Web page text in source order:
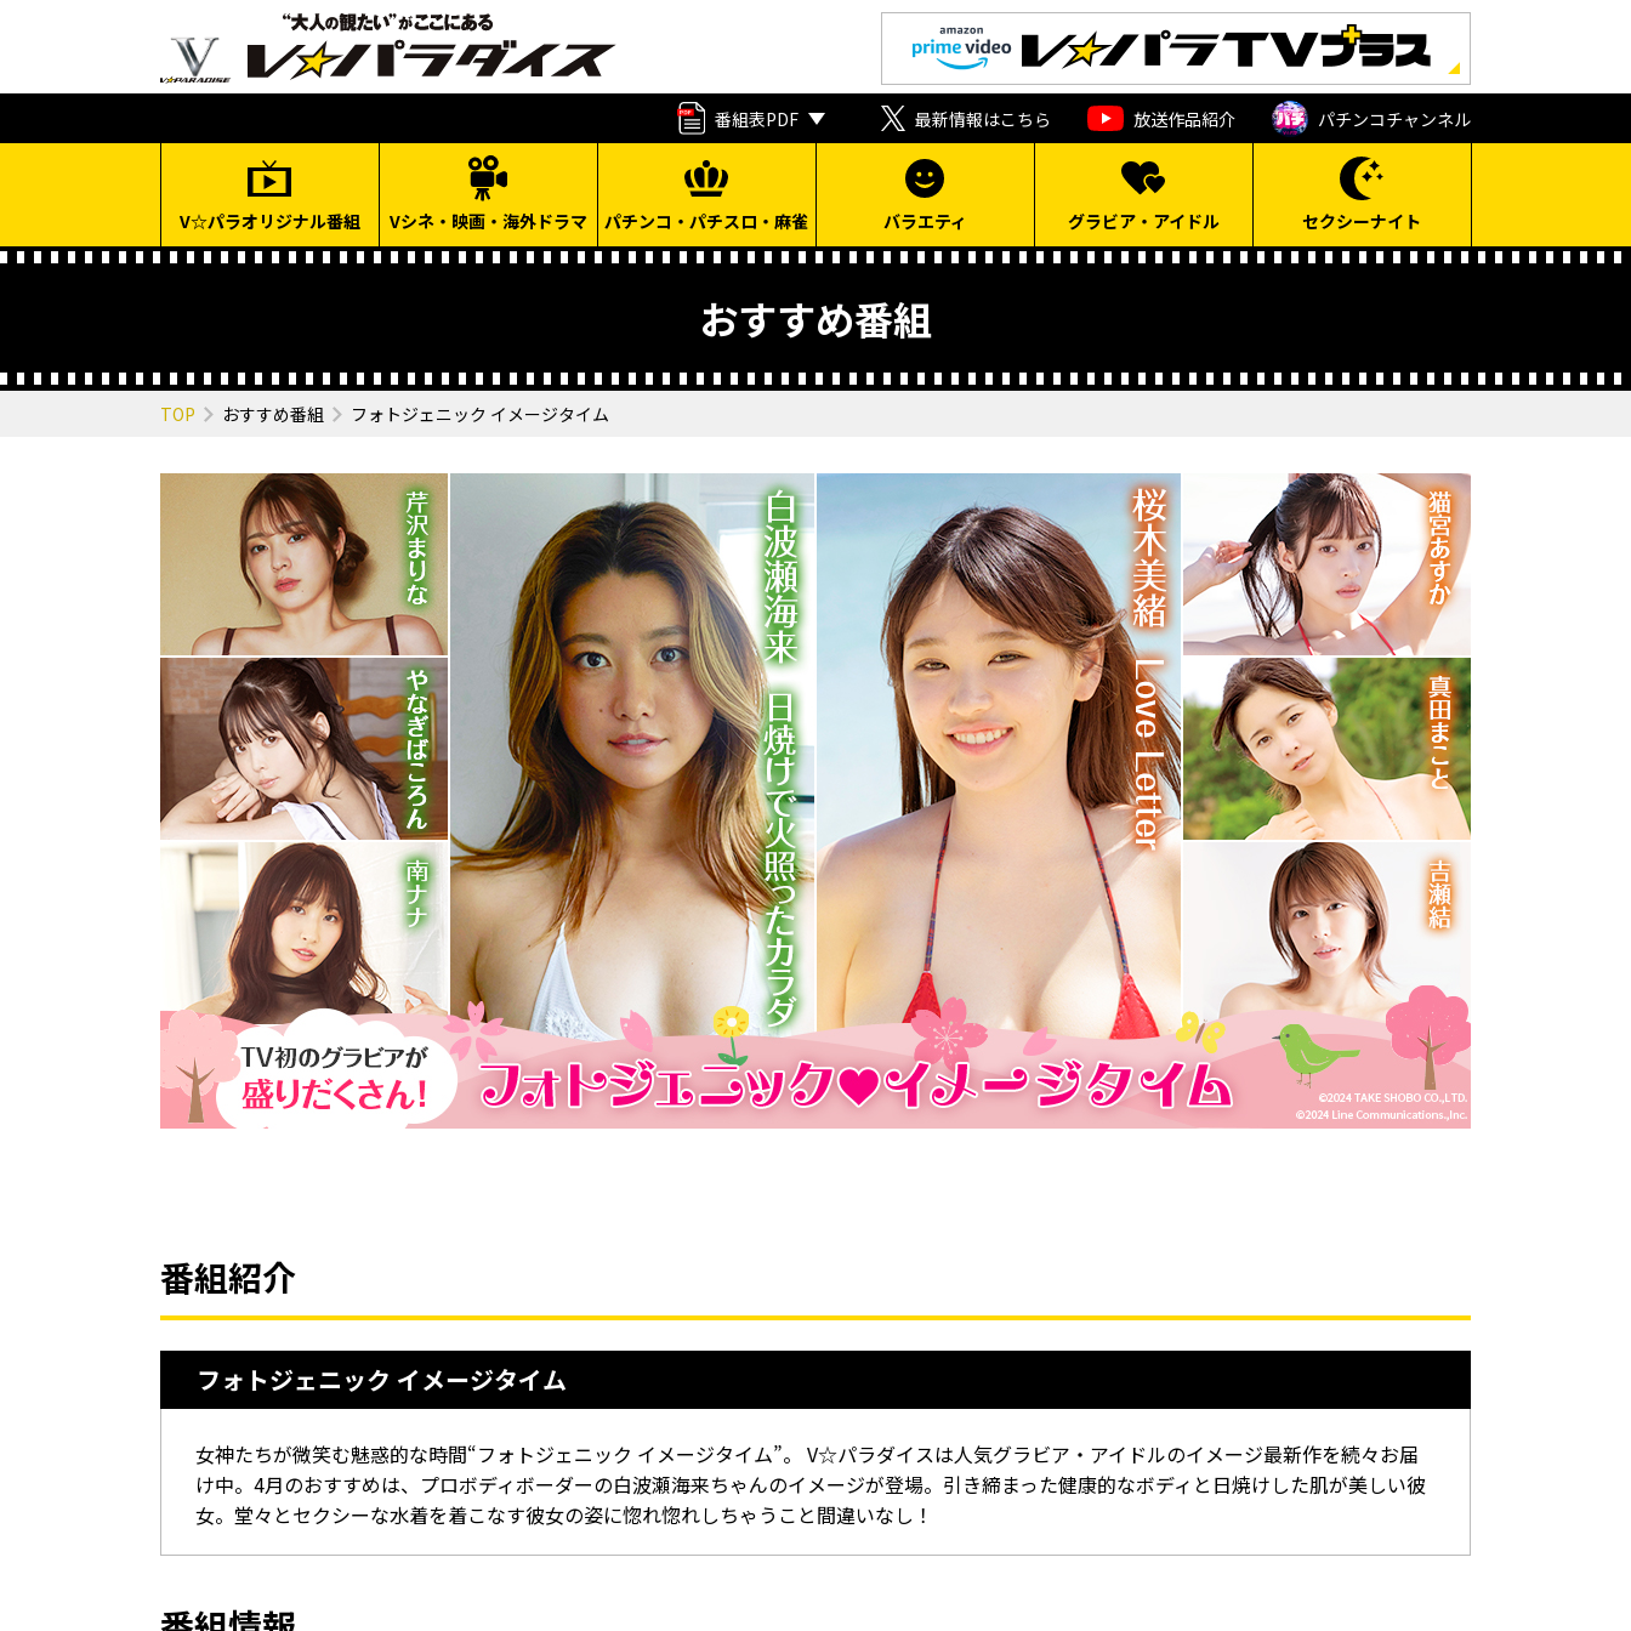
番組表PDF 最新情報はこちら 放送作品紹介 パチンコチャンネル
V☆パラオリジナル番組 Vシネ・映画・海外ドラマ パチンコ・パチスロ・麻雀 バラエティ グラビア・アイドル セクシーナイト
おすすめ番組
TOP おすすめ番組 フォトジェニック イメージタイム
番組紹介
フォトジェニック イメージタイム
女神たちが微笑む魅惑的な時間“フォトジェニック イメージタイム”。 V☆パラダイスは人気グラビア・アイドルのイメージ最新作を続々お届
け中。4月のおすすめは、プロボディボーダーの白波瀬海来ちゃんのイメージが登場。引き締まった健康的なボディと日焼けした肌が美しい彼
女。堂々とセクシーな水着を着こなす彼女の姿に惚れ惚れしちゃうこと間違いなし！